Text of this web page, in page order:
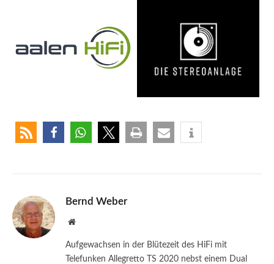
Bernd Weber
Website
Aufgewachsen in der Blütezeit des HiFi mit
Telefunken Allegretto TS 2020 nebst einem Dual